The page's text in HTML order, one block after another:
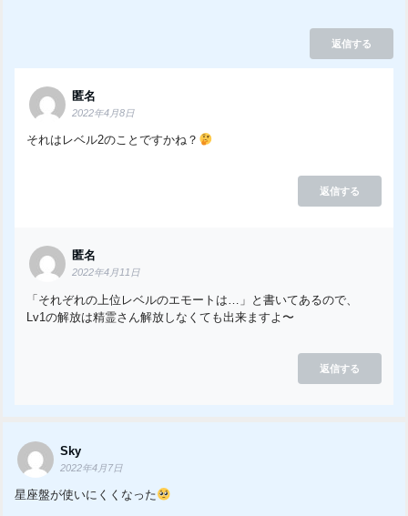
返信する
匿名
2022年4月8日
それはレベル2のことですかね？
返信する
匿名
2022年4月11日
「それぞれの上位レベルのエモートは…」と書いてあるので、
Lv1の解放は精霊さん解放しなくても出来ますよ〜
返信する
Sky
2022年4月7日
星座盤が使いにくくなった